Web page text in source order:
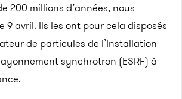
200 millions d’années, nous
9 avril. Ils les ont pour cela disposés
de particules de l’Installation
synchrotron (ESRF) à